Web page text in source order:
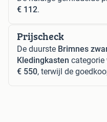
€ 112.
Prijscheck
De duurste Brimnes
Kledingkasten categorie
€ 550, terwijl de